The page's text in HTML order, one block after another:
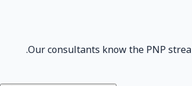
Our consultants know the PNP